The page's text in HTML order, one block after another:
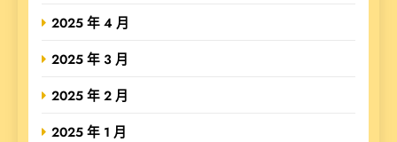
2025 年 4 月
2025 年 3 月
2025 年 2 月
2025 年 1 月